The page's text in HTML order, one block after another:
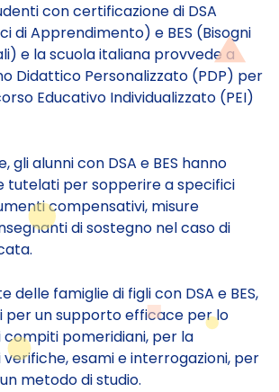
con certificazione di DSA
di Apprendimento) e BES (Bisogni
e la scuola italiana provvede a
Didattico Personalizzato (PDP) per
Educativo Individualizzato (PEI)
gli alunni con DSA e BES hanno
tutelati per sopperire a specifici
compensativi, misure
di sostegno nel caso di
delle famiglie di figli con DSA e BES,
per un supporto efficace per lo
pomeridiani, per la
esami e interrogazioni, per
metodo di studio.